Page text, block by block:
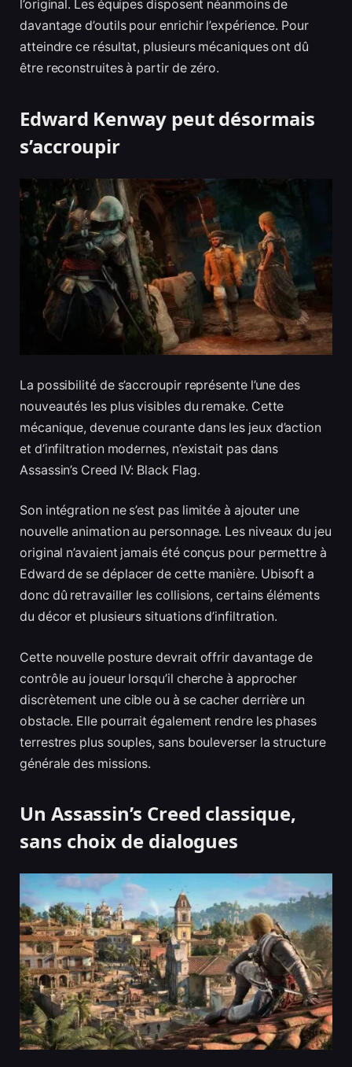
l’original. Les équipes disposent néanmoins de
davantage d’outils pour enrichir l’expérience. Pour
atteindre ce résultat, plusieurs mécaniques ont dû
être reconstruites à partir de zéro.
Edward Kenway peut désormais
s’accroupir
La possibilité de s’accroupir représente l’une des
nouveautés les plus visibles du remake. Cette
mécanique, devenue courante dans les jeux d’action
et d’infiltration modernes, n’existait pas dans
Assassin’s Creed IV: Black Flag.
Son intégration ne s’est pas limitée à ajouter une
nouvelle animation au personnage. Les niveaux du jeu
original n’avaient jamais été conçus pour permettre à
Edward de se déplacer de cette manière. Ubisoft a
donc dû retravailler les collisions, certains éléments
du décor et plusieurs situations d’infiltration.
Cette nouvelle posture devrait offrir davantage de
contrôle au joueur lorsqu’il cherche à approcher
discrètement une cible ou à se cacher derrière un
obstacle. Elle pourrait également rendre les phases
terrestres plus souples, sans bouleverser la structure
générale des missions.
Un Assassin’s Creed classique,
sans choix de dialogues